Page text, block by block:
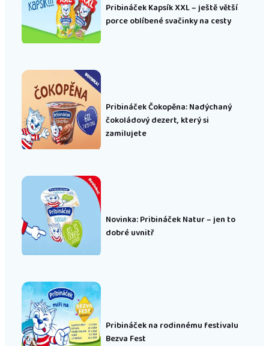
Pribináček Kapsík XXL – ještě větší
porce oblíbené svačinky na cesty
Pribináček Čokopěna: Nadýchaný
čokoládový dezert, který si
zamilujete
Novinka: Pribináček Natur – jen to
dobré uvnitř
Pribináček na rodinnému festivalu
Bezva Fest